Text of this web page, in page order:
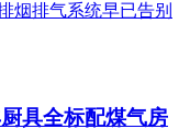
烟排气系统早已告别
具全标配煤气房